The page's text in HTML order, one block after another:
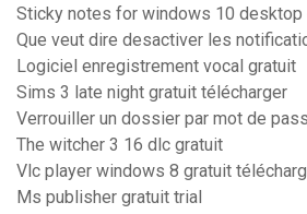
Sticky notes for windows 10 desktop
Que veut dire desactiver les
Logiciel enregistrement vocal gratuit
Sims 3 late night gratuit télécharger
Verrouiller un dossier par mot de
The witcher 3 16 dlc gratuit
Vlc player windows 8 gratuit
Ms publisher gratuit trial